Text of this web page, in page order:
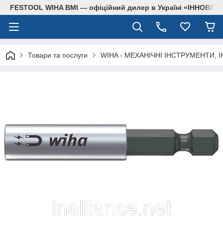
FESTOOL WIHA BMI — офіційний дилер в Україні
Товари та послуги WIHA - МЕХАНІЧНІ ІНСТРУМЕНТИ,